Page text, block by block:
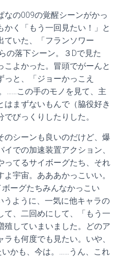
なの009の覚醒シーンがかっ
かく「もう一回見たい！」と
ていた、「フランソワー
の落下シーン。３Dで見た
こよかった。冒頭でがーんと
と、「ジョーかっこえ
……この手のモノを見て、主
まずないもんで（脇役好き
びっくりしたりした。
のシーンも良いのだけど、爆
での加速装置アクション、
ってるサイボーグたち、それ
宇宙。あああかっこいい。
ーグたちみんなかっこい
ように、一気に他キャラの
て、二回めにして、「もう一
殖していまいました。どのア
も何度でも見たい。いや、
かも、今は。……うん、これ